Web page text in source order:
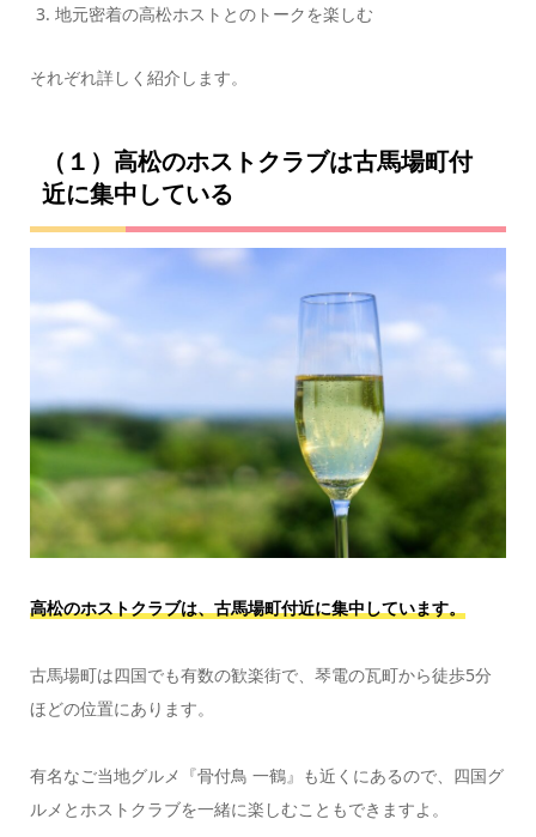
地元密着の高松ホストとのトークを楽しむ
それぞれ詳しく紹介します。
（１）高松のホストクラブは古馬場町付
近に集中している
高松のホストクラブは、古馬場町付近に集中しています。
古馬場町は四国でも有数の歓楽街で、琴電の瓦町から徒歩5分
ほどの位置にあります。
有名なご当地グルメ『骨付鳥 一鶴』も近くにあるので、四国グ
ルメとホストクラブを一緒に楽しむこともできますよ。